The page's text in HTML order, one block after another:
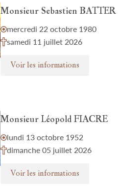
Monsieur Sebastien BATTER
mercredi 22 octobre 1980
samedi 11 juillet 2026
Voir les informations
Monsieur Léopold FIACRE
lundi 13 octobre 1952
dimanche 05 juillet 2026
Voir les informations